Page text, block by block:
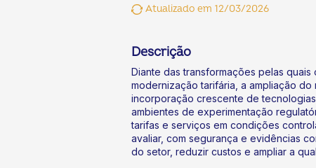
Atualizado em 12/03/2026
Descrição
Diante das transformações pelas
modernização tarifária, a ampliação
incorporação crescente de
ambientes de experimentação
tarifas e serviços em condições
avaliar, com segurança e evidências
do setor, reduzir custos e ampliar a